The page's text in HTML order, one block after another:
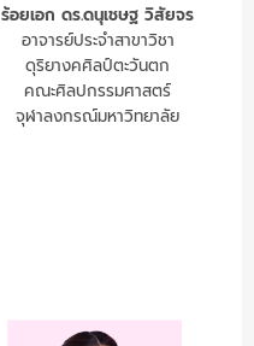
ร้อยเอก ดร.ดนุเชษฐ วิสัยจร
อาจารย์ประจำสาขาวิชา
ดุริยางคศิลป์ตะวันตก
คณะศิลปกรรมศาสตร์
จุฬาลงกรณ์มหาวิทยาลัย